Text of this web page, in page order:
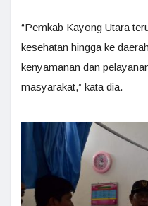
“Pemkab Kayong Utara
kesehatan hingga ke
kenyamanan dan
masyarakat,” kata dia.